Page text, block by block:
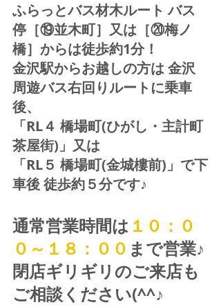
ふらっとバス材木ルート バス
停［⑲並木町］又は［⑳梅ノ
橋］からは徒歩約1分！
金沢駅からお越しの方は 金沢
周遊バス右回りルートに乗車
後、
「RL４ 橋場町(ひがし・主計町
茶屋街)」又は
「RL５ 橋場町(金城樓前)」で下
車後 徒歩約５分です♪
通常営業時間は １０：０
０～１８：００ まで営業♪
閉店ギリギリのご来店も
ご相談ください(^^♪